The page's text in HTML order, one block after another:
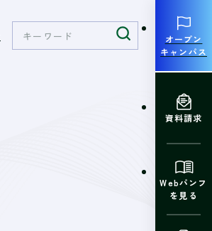
オープン
キャンパス
資料請求
Webパンフ
を見る